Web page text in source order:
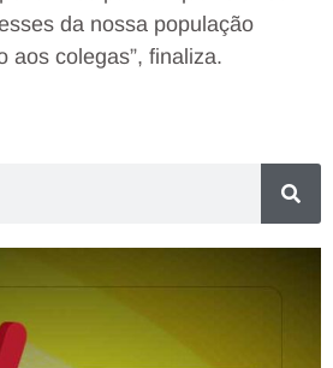
da nossa população
aos colegas”, finaliza.